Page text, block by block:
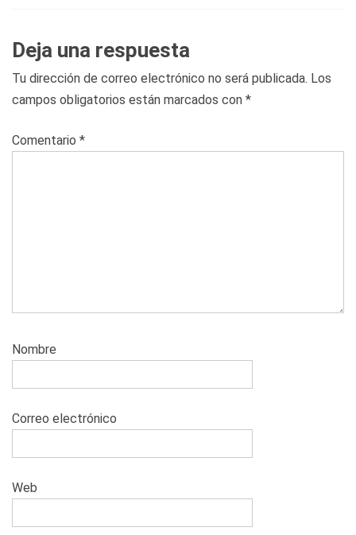
Deja una respuesta
Tu dirección de correo electrónico no será publicada. Los
campos obligatorios están marcados con *
Comentario *
Nombre
Correo electrónico
Web